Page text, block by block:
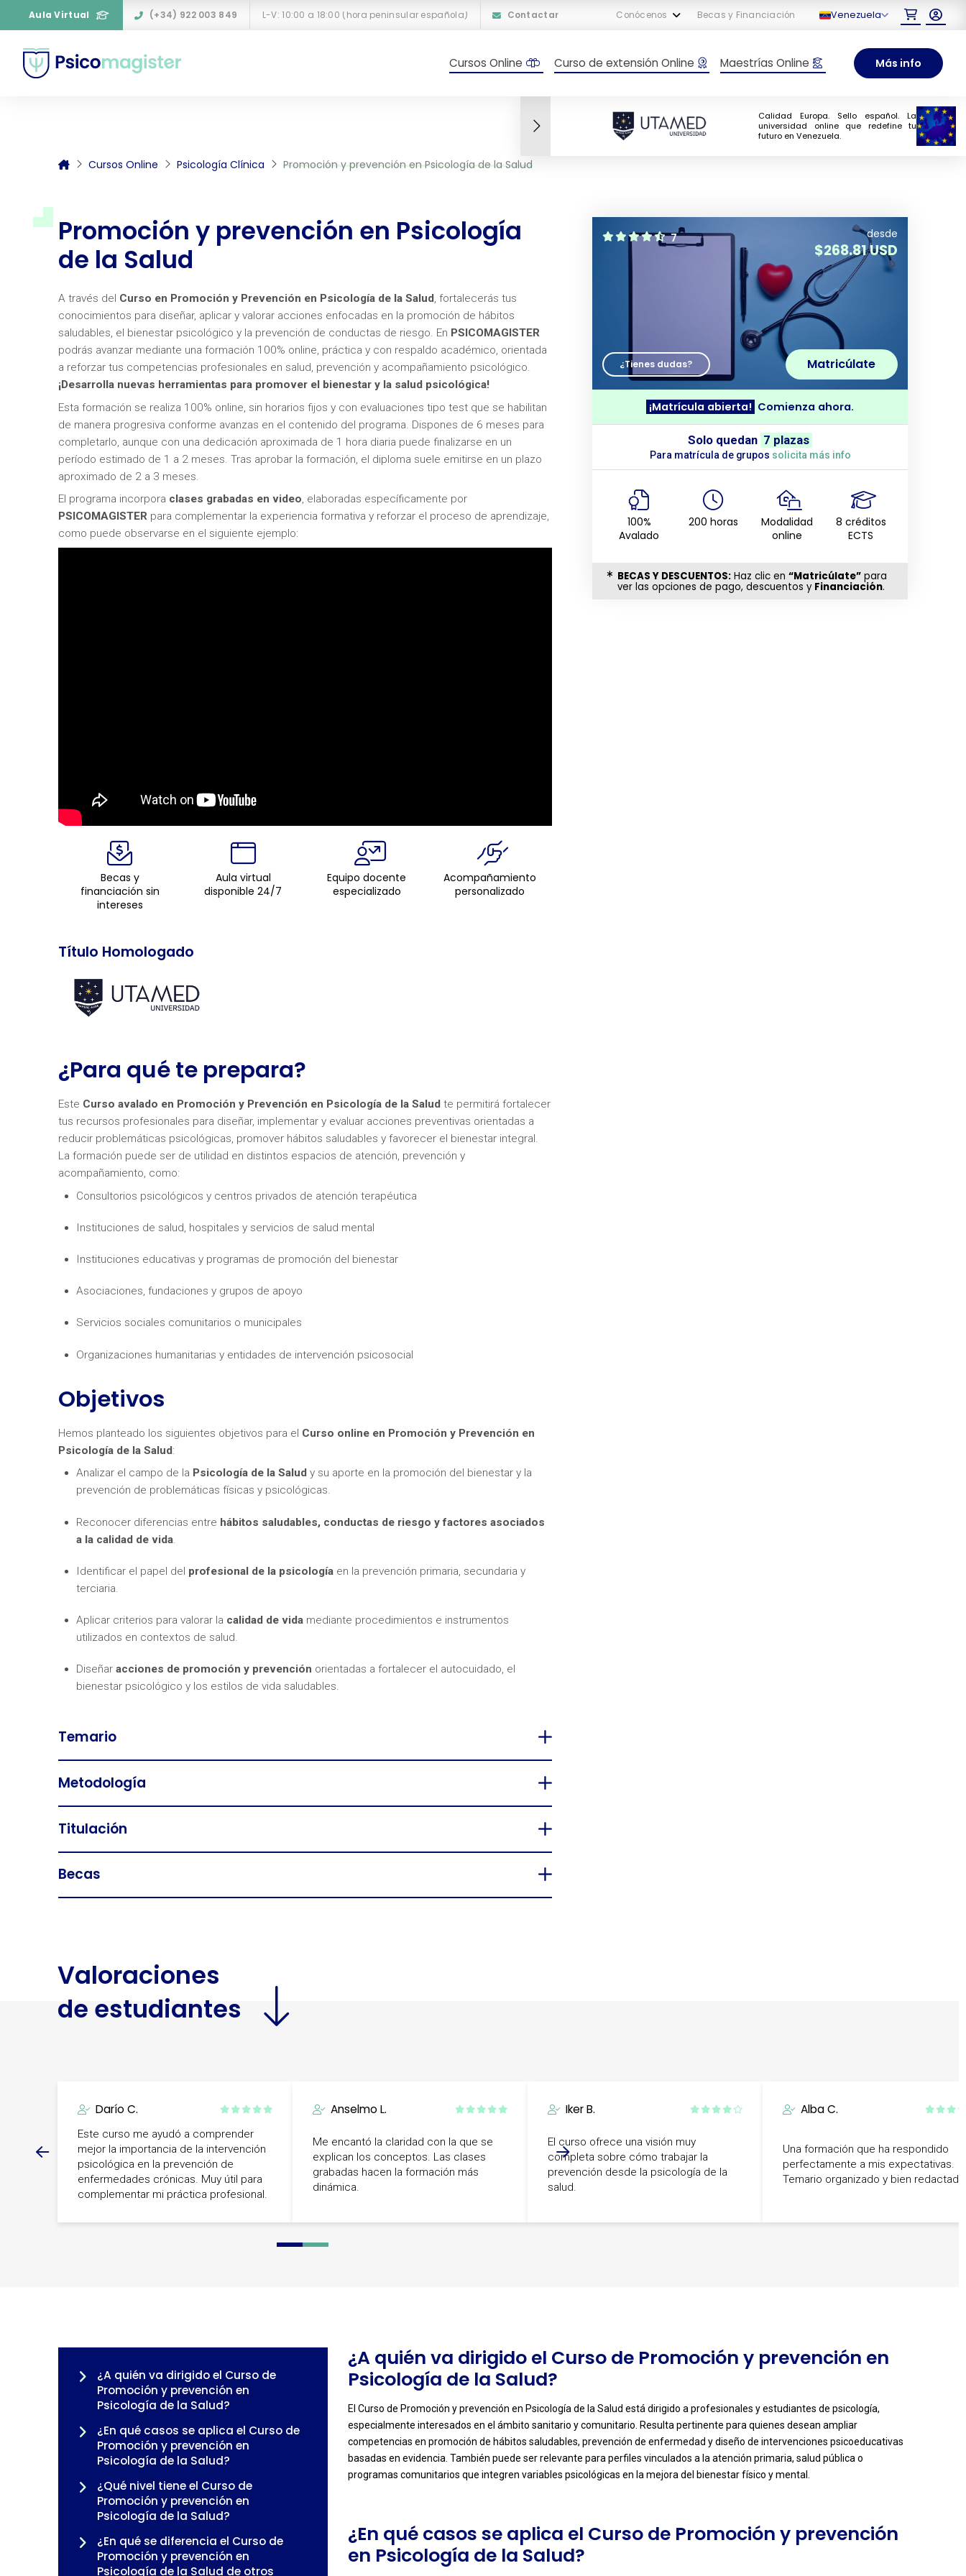
Aula Virtual (+34) 922 003 849 L-V: 10:00 a 18:00 (hora peninsular española) Contactar Conócenos Becas y Financiación Venezuela
Cursos Online Curso de extensión Online Maestrías Online Más info
Calidad Europa. Sello español. La
universidad online que redefine tu
futuro en Venezuela.
Cursos Online Psicología Clínica Promoción y prevención en Psicología de la Salud
Promoción y prevención en Psicología
de la Salud
A través del Curso en Promoción y Prevención en Psicología de la Salud, fortalecerás tus
conocimientos para diseñar, aplicar y valorar acciones enfocadas en la promoción de hábitos
saludables, el bienestar psicológico y la prevención de conductas de riesgo. En PSICOMAGISTER
podrás avanzar mediante una formación 100% online, práctica y con respaldo académico, orientada
a reforzar tus competencias profesionales en salud, prevención y acompañamiento psicológico.
¡Desarrolla nuevas herramientas para promover el bienestar y la salud psicológica!
Esta formación se realiza 100% online, sin horarios fijos y con evaluaciones tipo test que se habilitan
de manera progresiva conforme avanzas en el contenido del programa. Dispones de 6 meses para
completarlo, aunque con una dedicación aproximada de 1 hora diaria puede finalizarse en un
período estimado de 1 a 2 meses. Tras aprobar la formación, el diploma suele emitirse en un plazo
aproximado de 2 a 3 meses.
El programa incorpora clases grabadas en video, elaboradas específicamente por
PSICOMAGISTERpara complementar la experiencia formativa y reforzar el proceso de aprendizaje,
como puede observarse en el siguiente ejemplo:
Becas y
financiación sin
intereses
Aula virtual
disponible 24/7
Equipo docente
especializado
Acompañamiento
personalizado
Título Homologado
¿Para qué te prepara?
Este Curso avalado en Promoción y Prevención en Psicología de la Saludte permitirá fortalecer
tus recursos profesionales para diseñar, implementar y evaluar acciones preventivas orientadas a
reducir problemáticas psicológicas, promover hábitos saludables y favorecer el bienestar integral.
La formación puede ser de utilidad en distintos espacios de atención, prevención y
acompañamiento, como:
Consultorios psicológicos y centros privados de atención terapéutica
Instituciones de salud, hospitales y servicios de salud mental
Instituciones educativas y programas de promoción del bienestar
Asociaciones, fundaciones y grupos de apoyo
Servicios sociales comunitarios o municipales
Organizaciones humanitarias y entidades de intervención psicosocial
Objetivos
Hemos planteado los siguientes objetivos para el Curso online en Promoción y Prevención en
Psicología de la Salud:
Analizar el campo de la Psicología de la Salud y su aporte en la promoción del bienestar y la
prevención de problemáticas físicas y psicológicas.
Reconocer diferencias entre hábitos saludables, conductas de riesgo y factores asociados
a la calidad de vida
Identificar el papel del profesional de la psicología en la prevención primaria, secundaria y
terciaria.
Aplicar criterios para valorar la calidad de vida mediante procedimientos e instrumentos
utilizados en contextos de salud.
Diseñaracciones de promoción y prevención orientadas a fortalecer el autocuidado, el
bienestar psicológico y los estilos de vida saludables.
Temario
Metodología
Titulación
Becas
Valoraciones
de estudiantes
Darío C.
Este curso me ayudó a comprender
mejor la importancia de la intervención
psicológica en la prevención de
enfermedades crónicas. Muy útil para
complementar mi práctica profesional.
Anselmo L.
Me encantó la claridad con la que se
explican los conceptos. Las clases
grabadas hacen la formación más
dinámica.
Iker B.
El curso ofrece una visión muy
completa sobre cómo trabajar la
prevención desde la psicología de la
salud.
Alba C.
Una formación que ha respondido
perfectamente a mis expectativas.
Temario organizado y bien
0 1 2 3
7 desde
$268.81 USD
¿Tienes dudas? Matricúlate
¡Matrícula abierta! Comienza ahora.
Solo quedan 7 plazas
Para matrícula de grupos solicita más info
100%
Avalado
200 horas
Modalidad
online
8 créditos
ECTS
BECAS Y DESCUENTOS:Haz clic en “Matricúlate”para
ver las opciones de pago, descuentos y Financiación.
¿A quién va dirigido el Curso de
Promoción y prevención en
Psicología de la Salud?
¿En qué casos se aplica el Curso de
Promoción y prevención en
Psicología de la Salud?
¿Qué nivel tiene el Curso de
Promoción y prevención en
Psicología de la Salud?
¿En qué se diferencia el Curso de
Promoción y prevención en
Psicología de la Salud de otros
¿A quién va dirigido el Curso de Promoción y prevención en
Psicología de la Salud?
El Curso de Promoción y prevención en Psicología de la Salud está dirigido a profesionales y estudiantes de psicología,
especialmente interesados en el ámbito sanitario y comunitario. Resulta pertinente para quienes desean ampliar
competencias en promoción de hábitos saludables, prevención de enfermedad y diseño de intervenciones psicoeducativas
basadas en evidencia. También puede ser relevante para perfiles vinculados a la atención primaria, salud pública o
programas comunitarios que integren variables psicológicas en la mejora del bienestar físico y mental.
-
¿En qué casos se aplica el Curso de Promoción y prevención
en Psicología de la Salud?